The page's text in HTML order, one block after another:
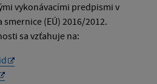
vykonávacími predpismi v
(EÚ) 2016/2012.
sa vzťahuje na: